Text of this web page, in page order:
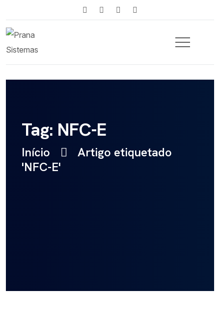
Tag: NFC-E
Início
Artigo etiquetado
'NFC-E'